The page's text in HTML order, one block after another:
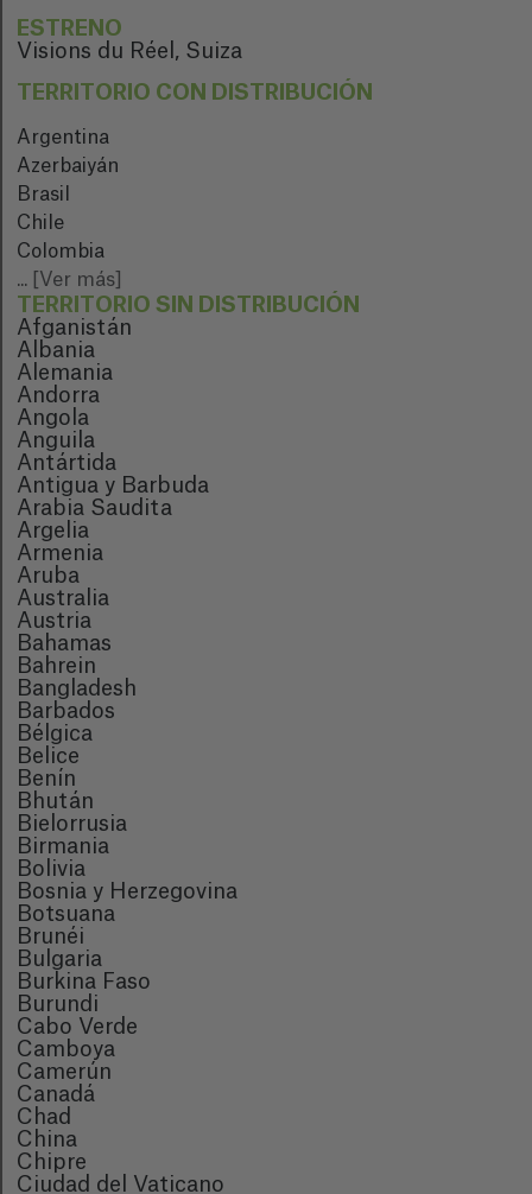
ESTRENO
Visions du Réel, Suiza
TERRITORIO CON DISTRIBUCIÓN
Argentina
Azerbaiyán
Brasil
Chile
Colombia
...
[Ver más]
TERRITORIO SIN DISTRIBUCIÓN
Afganistán
Albania
Alemania
Andorra
Angola
Anguila
Antártida
Antigua y Barbuda
Arabia Saudita
Argelia
Armenia
Aruba
Australia
Austria
Bahamas
Bahrein
Bangladesh
Barbados
Bélgica
Belice
Benín
Bhután
Bielorrusia
Birmania
Bolivia
Bosnia y Herzegovina
Botsuana
Brunéi
Bulgaria
Burkina Faso
Burundi
Cabo Verde
Camboya
Camerún
Canadá
Chad
China
Chipre
Ciudad del Vaticano